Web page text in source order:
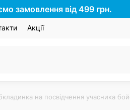
замовлення від 499 грн.
Акції
на посвідчення учасника